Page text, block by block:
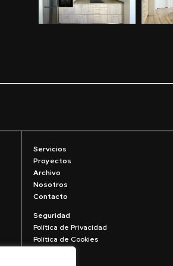
Servicios
Proyectos
Archivo
Nosotros
Contacto
Seguridad
Política de Privacidad
Política de Cookies